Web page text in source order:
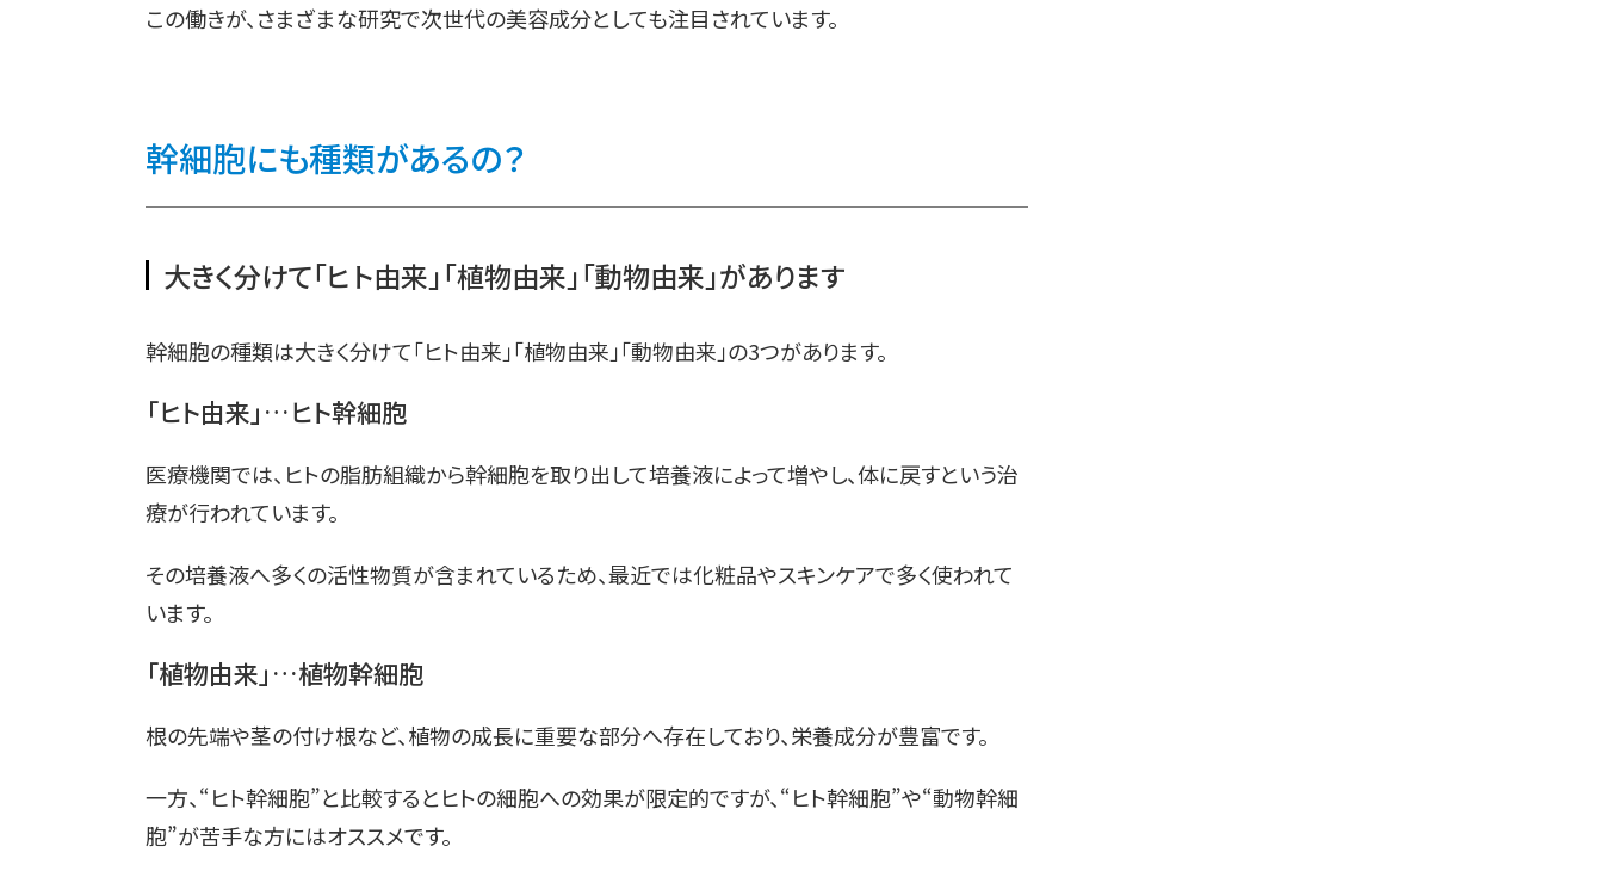
この働きが、さまざまな研究で次世代の美容成分としても注目されています。
幹細胞にも種類があるの？
大きく分けて「ヒト由来」「植物由来」「動物由来」があります
幹細胞の種類は大きく分けて「ヒト由来」「植物由来」「動物由来」の3つがあります。
「ヒト由来」…ヒト幹細胞
医療機関では、ヒトの脂肪組織から幹細胞を取り出して培養液によって増やし、体に戻すという治
療が行われています。
その培養液へ多くの活性物質が含まれているため、最近では化粧品やスキンケアで多く使われて
います。
「植物由来」…植物幹細胞
根の先端や茎の付け根など、植物の成長に重要な部分へ存在しており、栄養成分が豊富です。
一方、“ヒト幹細胞”と比較するとヒトの細胞への効果が限定的ですが、“ヒト幹細胞”や“動物幹細
胞”が苦手な方にはオススメです。